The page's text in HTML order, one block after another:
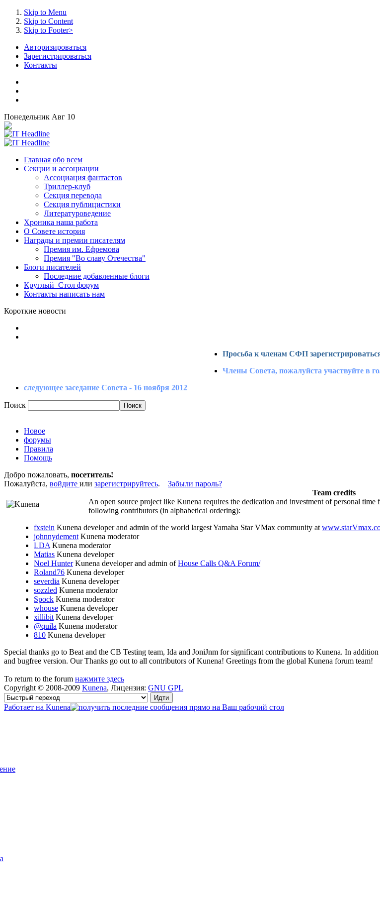
Skip to Menu
Skip to Content
Skip to Footer>
Авторизироваться
Зарегистрироваться
Контакты
Понедельник Авг 10
Главная обо всем
Секции и ассоциации
Ассоциация фантастов
Триллер-клуб
Секция перевода
Секция публицистики
Литературоведение
Хроника наша работа
О Совете история
Награды и премии писателям
Премия им. Ефремова
Премия "Во славу Отечества"
Блоги писателей
Последние добавленные блоги
Круглый_Стол форум
Контакты написать нам
Короткие новости
Просьба к членам СФП
Члены Совета, пожалуйста участвуйте в
следующее заседание Совета - 16 ноября 2012
Поиск
Новое
форумы
Правила
Помощь
Добро пожаловать, посетитель!
Пожалуйста, войдите или зарегистрируйтесь. Забыли пароль?
Team credits
An open source project like Kunena requires the dedication and investment of personal
following contributors (in alphabetical ordering):
fxstein Kunena developer and admin of the world largest Yamaha Star VMax community at
johnnydement Kunena moderator
LDA Kunena moderator
Matias Kunena developer
Noel HunterKunena developer and admin ofHouse Calls Q&A Forum/
Roland76 Kunena developer
severdia Kunena developer
sozzled Kunena moderator
Spock Kunena moderator
whouse Kunena developer
xillibit Kunena developer
@quila Kunena moderator
810 Kunena developer
Special thanks go to Beat and the CB Testing team, Ida and JoniJnm for significant contributions to Kunena. In
and bugfree version. Our Thanks go out to all contributors of Kunena! Greetings from the global Kunena forum team!
To return to the forum нажмите здесь
Copyright © 2008-2009 Kunena, Лицензия: GNU GPL
Работает на Kunena